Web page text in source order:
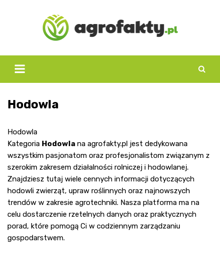
Hodowla
Hodowla
Kategoria Hodowla na agrofakty.pl jest dedykowana
wszystkim pasjonatom oraz profesjonalistom związanym z
szerokim zakresem działalności rolniczej i hodowlanej.
Znajdziesz tutaj wiele cennych informacji dotyczących
hodowli zwierząt, upraw roślinnych oraz najnowszych
trendów w zakresie agrotechniki. Nasza platforma ma na
celu dostarczenie rzetelnych danych oraz praktycznych
porad, które pomogą Ci w codziennym zarządzaniu
gospodarstwem.